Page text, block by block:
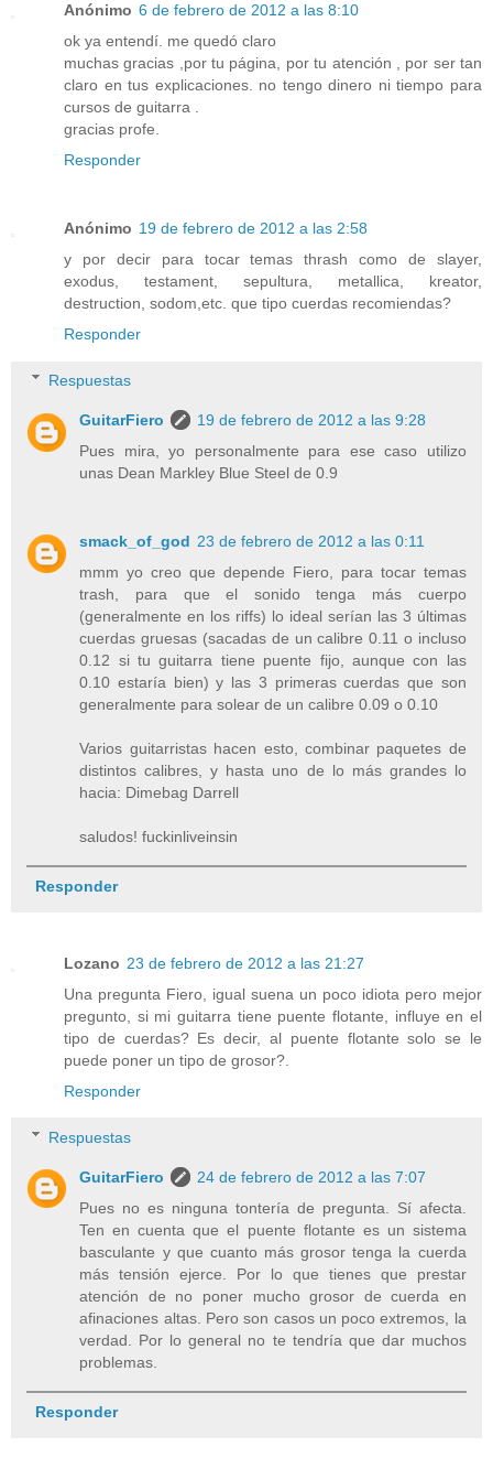
Anónimo 6 de febrero de 2012 a las 8:10
ok ya entendí. me quedó claro
muchas gracias ,por tu página, por tu atención , por ser tan
claro en tus explicaciones. no tengo dinero ni tiempo para
cursos de guitarra .
gracias profe.
Responder
Anónimo 19 de febrero de 2012 a las 2:58
y por decir para tocar temas thrash como de slayer,
exodus, testament, sepultura, metallica, kreator,
destruction, sodom,etc. que tipo cuerdas recomiendas?
Responder
Respuestas
GuitarFiero
19 de febrero de 2012 a las 9:28
Pues mira, yo personalmente para ese caso utilizo
unas Dean Markley Blue Steel de 0.9
smack_of_god 23 de febrero de 2012 a las 0:11
mmm yo creo que depende Fiero, para tocar temas
trash, para que el sonido tenga más cuerpo
(generalmente en los riffs) lo ideal serían las 3 últimas
cuerdas gruesas (sacadas de un calibre 0.11 o incluso
0.12 si tu guitarra tiene puente fijo, aunque con las
0.10 estaría bien) y las 3 primeras cuerdas que son
generalmente para solear de un calibre 0.09 o 0.10
Varios guitarristas hacen esto, combinar paquetes de
distintos calibres, y hasta uno de lo más grandes lo
hacia: Dimebag Darrell
saludos! fuckinliveinsin
Responder
Lozano 23 de febrero de 2012 a las 21:27
Una pregunta Fiero, igual suena un poco idiota pero mejor
pregunto, si mi guitarra tiene puente flotante, influye en el
tipo de cuerdas? Es decir, al puente flotante solo se le
puede poner un tipo de grosor?.
Responder
Respuestas
GuitarFiero
24 de febrero de 2012 a las 7:07
Pues no es ninguna tontería de pregunta. Sí afecta.
Ten en cuenta que el puente flotante es un sistema
basculante y que cuanto más grosor tenga la cuerda
más tensión ejerce. Por lo que tienes que prestar
atención de no poner mucho grosor de cuerda en
afinaciones altas. Pero son casos un poco extremos, la
verdad. Por lo general no te tendría que dar muchos
problemas.
Responder